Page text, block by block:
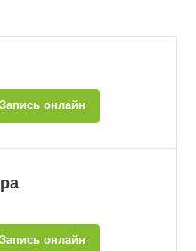
Запись онлайн
Запись онлайн